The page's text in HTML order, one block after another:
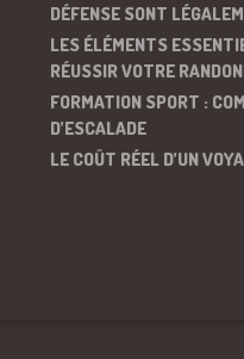
DÉFENSE SONT
LES ÉLÉMENTS
RÉUSSIR VOTRE
FORMATION SPORT :
D’ESCALADE
LE COÛT RÉEL D’UN